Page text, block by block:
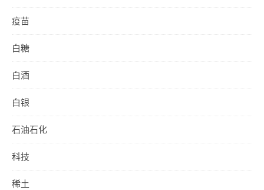
疫苗
白糖
白酒
白银
石油石化
科技
稀土